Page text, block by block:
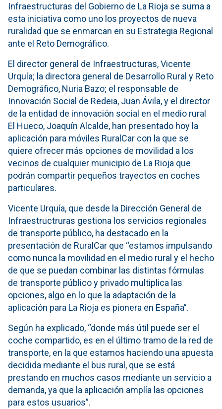
Infraestructuras del Gobierno de La Rioja se suma a
esta iniciativa como uno los proyectos de nueva
ruralidad que se enmarcan en su Estrategia Regional
ante el Reto Demográfico.
El director general de Infraestructuras, Vicente
Urquía; la directora general de Desarrollo Rural y Reto
Demográfico, Nuria Bazo; el responsable de
Innovación Social de Redeia, Juan Ávila, y el director
de la entidad de innovación social en el medio rural
El Hueco, Joaquín Alcalde, han presentado hoy la
aplicación para móviles RuralCar con la que se
quiere ofrecer más opciones de movilidad a los
vecinos de cualquier municipio de La Rioja que
podrán compartir pequeños trayectos en coches
particulares.
Vicente Urquía, que desde la Dirección General de
Infraestructruras gestiona los servicios regionales
de transporte público, ha destacado en la
presentación de RuralCar que “estamos impulsando
como nunca la movilidad en el medio rural y el hecho
de que se puedan combinar las distintas fórmulas
de transporte público y privado multiplica las
opciones, algo en lo que la adaptación de la
aplicación para La Rioja es pionera en España”.
Según ha explicado, “donde más útil puede ser el
coche compartido, es en el último tramo de la red de
transporte, en la que estamos haciendo una apuesta
decidida mediante el bus rural, que se está
prestando en muchos casos mediante un servicio a
demanda, ya que la aplicación amplía las opciones
para estos usuarios”.